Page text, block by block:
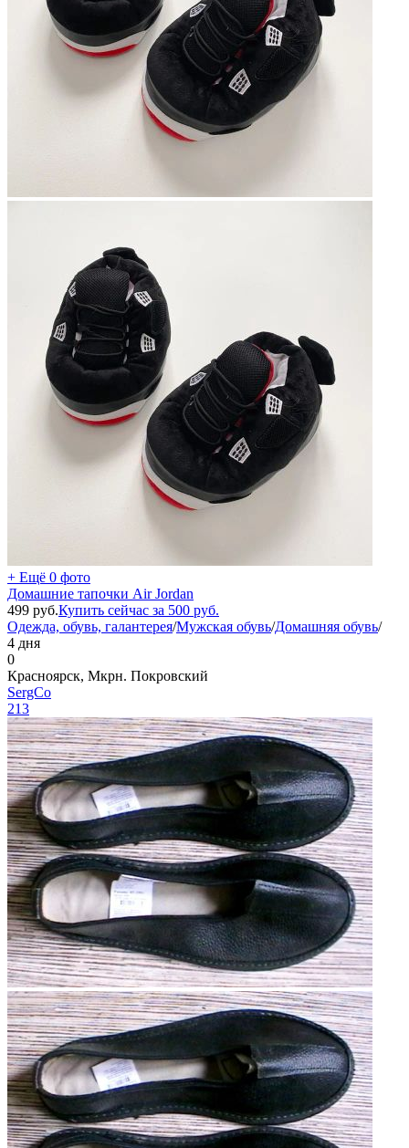
+ Ещё 0 фото
Домашние тапочки Air Jordan
499 руб.Купить сейчас за 500 руб.
Одежда, обувь, галантерея/Мужская обувь/Домашняя обувь/
4 дня
0
Красноярск, Мкрн. Покровский
SergCo
213